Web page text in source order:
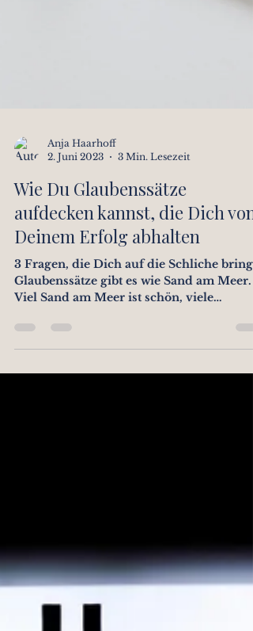
2. Juni 2023
3 Min. Lesezeit
Wie Du Glaubenssätze
aufdecken kannst, die Dich von
Deinem Erfolg abhalten
3 Fragen, die Dich auf die Schliche
Viel Sand am Meer ist schön, viele
Glaubenssätze...